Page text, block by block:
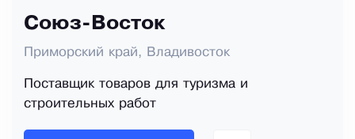
Союз-Восток
Приморский край, Владивосток
Поставщик товаров для туризма и
строительных работ